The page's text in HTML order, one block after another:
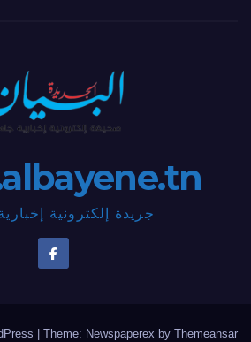
جريدة إلكترونية
Theme: Newspaperex by Themeansar